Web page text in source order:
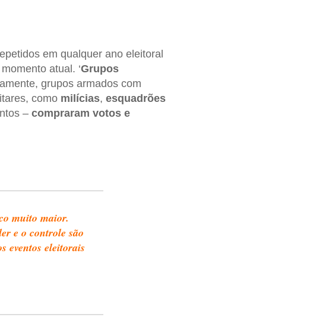
em qualquer ano eleitoral
atual. ‘Grupos
grupos armados com
como milícias, esquadrões
– compraram votos e
muito maior.
e o controle são
eventos eleitorais